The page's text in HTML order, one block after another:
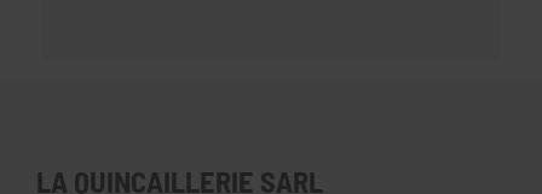
LA QUINCAILLERIE SARL